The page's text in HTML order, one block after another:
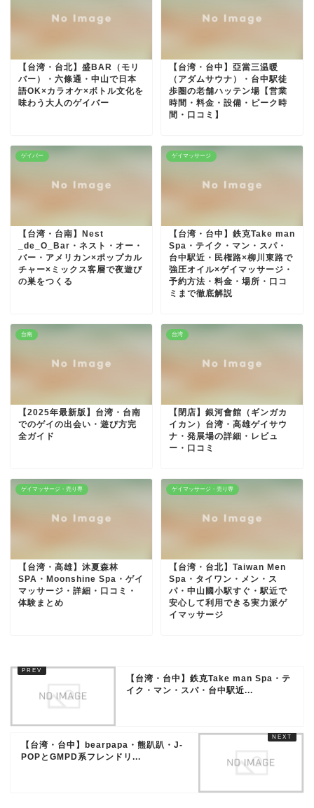
【台湾・台北】盛BAR（モリ
バー）・六條通・中山で日本
語OK×カラオケ×ボトル文化を
味わう大人のゲイバー
【台湾・台中】亞當三温暖
（アダムサウナ）・台中駅徒
歩圏の老舗ハッテン場【営業
時間・料金・設備・ピーク時
間・口コミ】
ゲイバー
【台湾・台南】Nest
_de_O_Bar・ネスト・オー・
バー・アメリカン×ポップカル
チャー×ミックス客層で夜遊び
の巣をつくる
ゲイマッサージ
【台湾・台中】鉄克Take man
Spa・テイク・マン・スパ・
台中駅近・民権路×柳川東路で
強圧オイル×ゲイマッサージ・
予約方法・料金・場所・口コ
ミまで徹底解説
台南
【2025年最新版】台湾・台南
でのゲイの出会い・遊び方完
全ガイド
台湾
【閉店】銀河會館（ギンガカ
イカン）台湾・高雄ゲイサウ
ナ・発展場の詳細・レビュ
ー・口コミ
ゲイマッサージ・売り専
【台湾・高雄】沐夏森林
SPA・Moonshine Spa・ゲイ
マッサージ・詳細・口コミ・
体験まとめ
ゲイマッサージ・売り専
【台湾・台北】Taiwan Men
Spa・タイワン・メン・ス
パ・中山國小駅すぐ・駅近で
安心して利用できる実力派ゲ
イマッサージ
【台湾・台中】鉄克Take man Spa・テ
イク・マン・スパ・台中駅近...
【台湾・台中】bearpapa・熊趴趴・J-
POPとGMPD系フレンドリ...